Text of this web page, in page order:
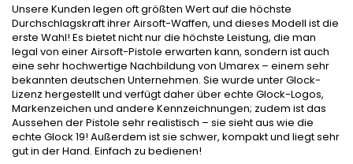
Unsere Kunden legen oft größten Wert auf die höchste
Durchschlagskraft ihrer Airsoft-Waffen, und dieses Modell ist die
erste Wahl! Es bietet nicht nur die höchste Leistung, die man
legal von einer Airsoft-Pistole erwarten kann, sondern ist auch
eine sehr hochwertige Nachbildung von Umarex – einem sehr
bekannten deutschen Unternehmen. Sie wurde unter Glock-
Lizenz hergestellt und verfügt daher über echte Glock-Logos,
Markenzeichen und andere Kennzeichnungen; zudem ist das
Aussehen der Pistole sehr realistisch – sie sieht aus wie die
echte Glock 19! Außerdem ist sie schwer, kompakt und liegt sehr
gut in der Hand. Einfach zu bedienen!